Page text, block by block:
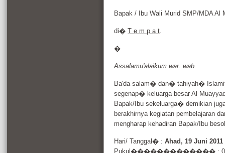
Bapak / Ibu Wali Murid SMP/MDA Al
di�T e m p a t.
�
Assalamu'alaikum war. wab.
Ba'da salam� dan� tahiyah�
segenap� keluarga besar Al
Bapak/Ibu sekeluarga� demikian
berakhirnya kegiatan pembelajaran
mengharap kehadiran Bapak/Ibu
Hari/ Tanggal� :Ahad, 19 Juni 2011
Pukul������������� :